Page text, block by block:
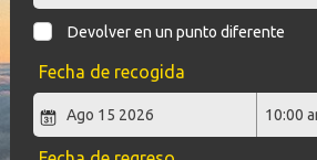
Devolver en un punto diferente
Fecha de recogida